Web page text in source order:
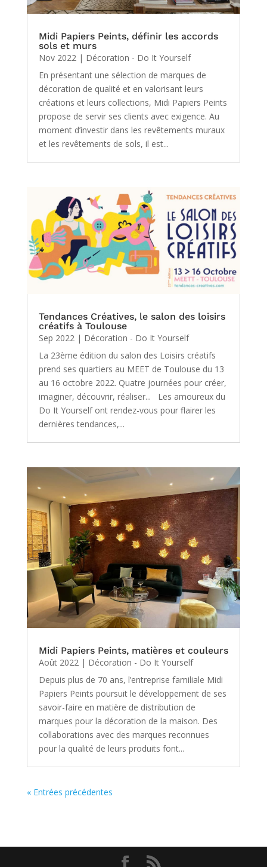
Midi Papiers Peints, définir les accords
sols et murs
Nov 2022| Décoration - Do It Yourself
En présentant une sélection de marques de
décoration de qualité et en valorisant leurs
créations et leurs collections, Midi Papiers Peints
propose de servir ses clients avec exigence. Au
moment d’investir dans les revêtements muraux
et les revêtements de sols, il est...
Tendances Créatives, le salon des loisirs
créatifs à Toulouse
Sep 2022 | Décoration - Do It Yourself
La 23ème édition du salon des Loisirs créatifs
prend ses quartiers au MEET de Toulouse du 13
au 16 octobre 2022. Quatre journées pour créer,
imaginer, découvrir, réaliser... Les amoureux du
Do It Yourself ont rendez-vous pour flairer les
dernières tendances,...
Midi Papiers Peints, matières et couleurs
Août 2022 | Décoration - Do It Yourself
Depuis plus de 70 ans, l’entreprise familiale Midi
Papiers Peints poursuit le développement de ses
savoir-faire en matière de distribution de
marques pour la décoration de la maison. Des
collaborations avec des marques reconnues
pour la qualité de leurs produits font...
« Entrées précédentes